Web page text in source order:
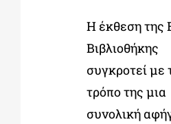
Η έκθεση της
Βιβλιοθήκης
συγκροτεί με
τρόπο της μια
συνολική